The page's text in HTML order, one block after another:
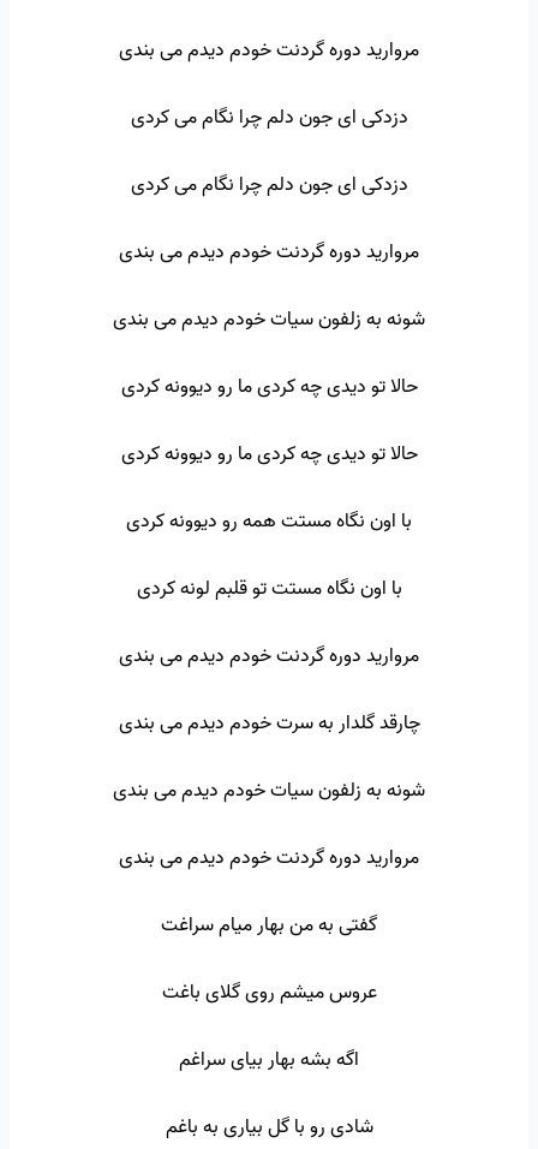
مروارید دوره گردنت خودم دیدم می بندی
دزدکی ای جون دلم چرا نگام می کردی
دزدکی ای جون دلم چرا نگام می کردی
مروارید دوره گردنت خودم دیدم می بندی
شونه به زلفون سیات خودم دیدم می بندی
حالا تو دیدی چه کردی ما رو دیوونه کردی
حالا تو دیدی چه کردی ما رو دیوونه کردی
با اون نگاه مستت همه رو دیوونه کردی
با اون نگاه مستت تو قلبم لونه کردی
مروارید دوره گردنت خودم دیدم می بندی
چارقد گلدار به سرت خودم دیدم می بندی
شونه به زلفون سیات خودم دیدم می بندی
مروارید دوره گردنت خودم دیدم می بندی
گفتی به من بهار میام سراغت
عروس میشم روی گلای باغت
اگه بشه بهار بیای سراغم
شادی رو با گل بیاری به باغم